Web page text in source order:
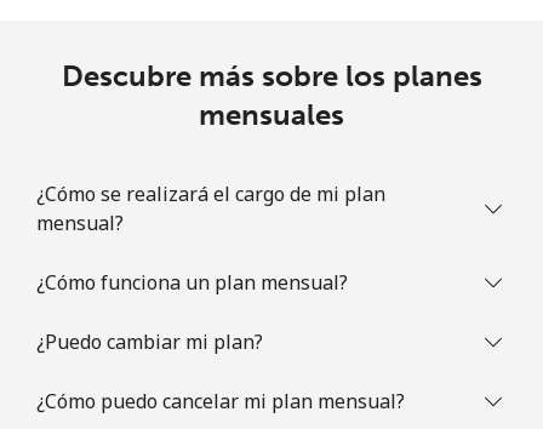
Descubre más sobre los planes
mensuales
¿Cómo se realizará el cargo de mi plan
mensual?
¿Cómo funciona un plan mensual?
¿Puedo cambiar mi plan?
¿Cómo puedo cancelar mi plan mensual?